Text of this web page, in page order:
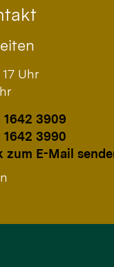
Uhr
1642 3909
1642 3990
zum E-Mail